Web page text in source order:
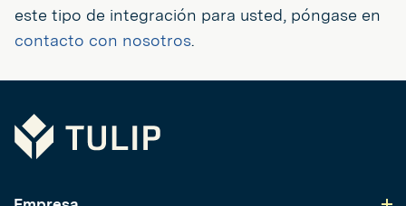
este tipo de integración para usted, póngase en
contacto con nosotros.
Tulip